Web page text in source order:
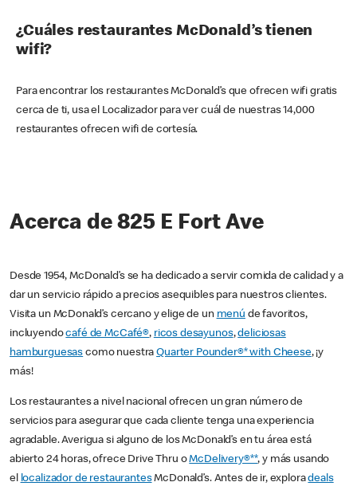
¿Cuáles restaurantes McDonald’s tienen
wifi?
Para encontrar los restaurantes McDonald’s que ofrecen wifi gratis
cerca de ti, usa el Localizador para ver cuál de nuestras 14,000
restaurantes ofrecen wifi de cortesía.
Acerca de 825 E Fort Ave
Desde 1954, McDonald’s se ha dedicado a servir comida de calidad y a
dar un servicio rápido a precios asequibles para nuestros clientes.
Visita un McDonald’s cercano y elige de un menú de favoritos,
incluyendocafé de McCafé®, ricos desayunos,deliciosas
hamburguesas como nuestraQuarter Pounder®* with Cheese, ¡y
más!
Los restaurantes a nivel nacional ofrecen un gran número de
servicios para asegurar que cada cliente tenga una experiencia
agradable. Averigua si alguno de los McDonald’s en tu área está
abierto 24 horas, ofrece Drive Thru oMcDelivery®**, y más usando
el localizador de restaurantesMcDonald’s. Antes de ir, exploradeals